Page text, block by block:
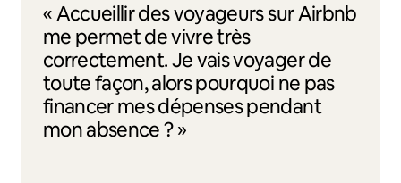
« Accueillir des voyageurs sur Airbnb
me permet de vivre très
correctement. Je vais voyager de
toute façon, alors pourquoi ne pas
financer mes dépenses pendant
mon absence ? »